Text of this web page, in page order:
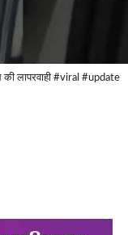
लापरवाही #viral #update